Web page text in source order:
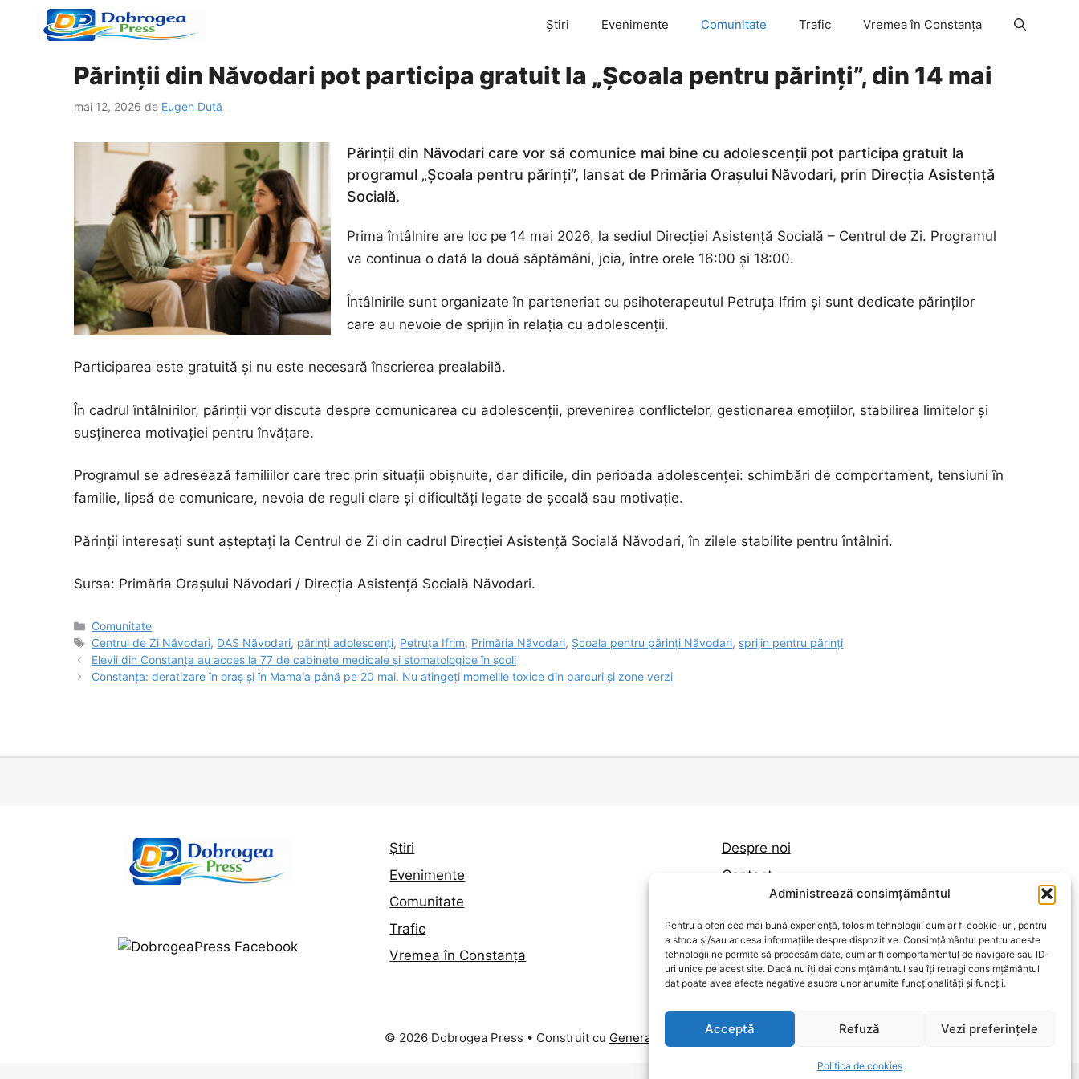
Administrează consimțământul
Pentru a oferi cea mai bună experiență, folosim tehnologii, cum ar fi cookie-uri, pentru
a stoca și/sau accesa informațiile despre dispozitive. Consimțământul pentru aceste
tehnologii ne permite să procesăm date, cum ar fi comportamentul de navigare sau ID-
uri unice pe acest site. Dacă nu îți dai consimțământul sau îți retragi consimțământul
dat poate avea afecte negative asupra unor anumite funcționalități și funcții.
Acceptă Refuză Vezi preferințele
Politica de cookies
Știri Evenimente Comunitate Trafic Vremea în Constanța
Părinții din Năvodari pot participa gratuit la „Școala pentru părinți”, din 14 mai
mai 12, 2026 de Eugen Duță
Părinții din Năvodari care vor să comunice mai bine cu adolescenții pot participa gratuit la
programul „Școala pentru părinți”, lansat de Primăria Orașului Năvodari, prin Direcția Asistență
Socială.
Prima întâlnire are loc pe 14 mai 2026, la sediul Direcției Asistență Socială – Centrul de Zi. Programul
va continua o dată la două săptămâni, joia, între orele 16:00 și 18:00.
Întâlnirile sunt organizate în parteneriat cu psihoterapeutul Petruța Ifrim și sunt dedicate părinților
care au nevoie de sprijin în relația cu adolescenții.
Participarea este gratuită și nu este necesară înscrierea prealabilă.
În cadrul întâlnirilor, părinții vor discuta despre comunicarea cu adolescenții, prevenirea conflictelor, gestionarea emoțiilor, stabilirea limitelor și
susținerea motivației pentru învățare.
Programul se adresează familiilor care trec prin situații obișnuite, dar dificile, din perioada adolescenței: schimbări de comportament, tensiuni în
familie, lipsă de comunicare, nevoia de reguli clare și dificultăți legate de școală sau motivație.
Părinții interesați sunt așteptați la Centrul de Zi din cadrul Direcției Asistență Socială Năvodari, în zilele stabilite pentru întâlniri.
Sursa: Primăria Orașului Năvodari / Direcția Asistență Socială Năvodari.
Categorii
Comunitate
Etichete
Centrul de Zi Năvodari, DAS Năvodari, părinți adolescenți, Petruța Ifrim, Primăria Năvodari, Școala pentru părinți Năvodari, sprijin pentru părinți
Elevii din Constanța au acces la 77 de cabinete medicale și stomatologice în școli
Constanța: deratizare în oraș și în Mamaia până pe 20 mai. Nu atingeți momelile toxice din parcuri și zone verzi
Știri
Evenimente
Comunitate
Trafic
Vremea în Constanța
Despre noi
Contact
Politica de confidențialitate
Termeni și condiții
Politica de cookies
© 2026 Dobrogea Press • Construit cu GeneratePress